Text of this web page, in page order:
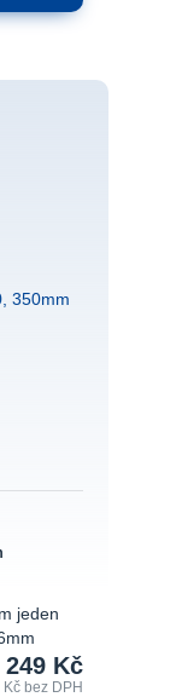
jeden
249 Kč
Kč bez DPH